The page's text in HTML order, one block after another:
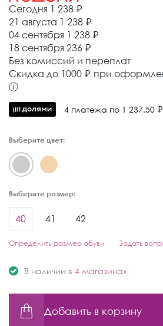
Сегодня 1 238 ₽
21 августа 1 238 ₽
04 сентября 1 238 ₽
18 сентября 236 ₽
Без комиссий и переплат
Cкидка до 1000 ₽ при
ⓘ
4 платежа по 1 237.50 ₽
Выберите цвет:
Выберите размер:
40 41 42
Определить размер обуви Задать
В наличии в 4 магазинах
Добавить в корзину